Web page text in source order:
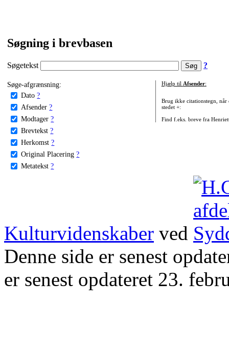
Søgning i brevbasen
Søgetekst ?
Søge-afgrænsning:
Dato ?
Afsender ?
Modtager ?
Brevtekst ?
Herkomst ?
Original Placering ?
Metatekst ?
Hjælp til Afsender:
Brug ikke citationstegn, når
stedet +:
Find f.eks. breve fra
Kulturvidenskaber ved
Denne side er senest
er senest opdateret 23.